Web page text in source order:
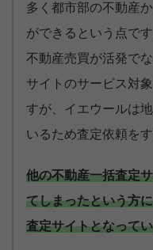
多く都市部の不動産
ができるという点です
不動産売買が活発で
サイトのサービス対
すが、イエウールは
いるため査定依頼を
他の不動産一括査定
てしまったという方
査定サイトとなって